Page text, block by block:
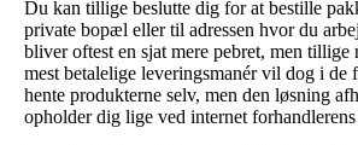
Du kan tillige beslutte dig for at bestille
private bopæl eller til adressen hvor du
bliver oftest en sjat mere pebret, men
mest betalelige leveringsmanér vil dog i
hente produkterne selv, men den løsning
opholder dig lige ved internet forhandlerens